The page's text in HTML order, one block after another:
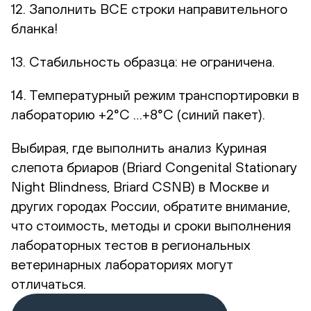
12. Заполнить ВСЕ строки направительного
бланка!
13. Стабильность образца: не ограничена.
14. Температурный режим транспортировки в
лабораторию +2°С …+8°С (синий пакет).
Выбирая, где выполнить анализ Куриная
слепота бриаров (Briard Congenital Stationary
Night Blindness, Briard CSNB) в Москве и
других городах России, обратите внимание,
что стоимость, методы и сроки выполнения
лабораторных тестов в региональных
ветеринарных лабораториях могут
отличаться.